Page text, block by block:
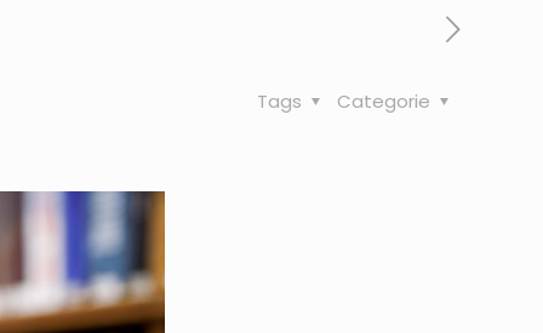
Categorie
Tags